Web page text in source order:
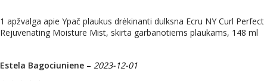
1 apžvalga apie Ypač plaukus drėkinanti dulksna Ecru NY Curl Perfect
Rejuvenating Moisture Mist, skirta garbanotiems plaukams, 148 ml
Estela Bagociuniene – 2023-12-01